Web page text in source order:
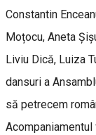
Constantin
Moțocu, Aneta
Liviu Dică, Luiza
dansuri a
să petrecem